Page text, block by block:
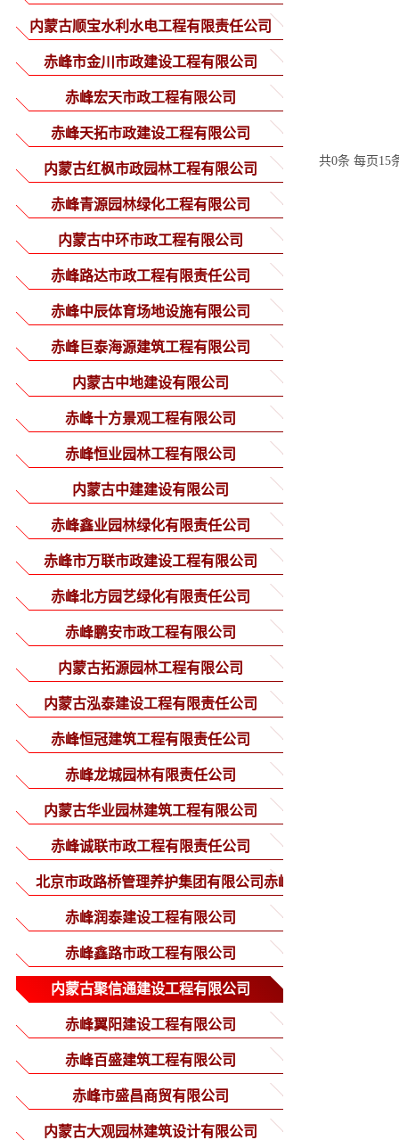
内蒙古顺宝水利水电工程有限责任公司
赤峰市金川市政建设工程有限公司
赤峰宏天市政工程有限公司
赤峰天拓市政建设工程有限公司
内蒙古红枫市政园林工程有限公司
赤峰青源园林绿化工程有限公司
内蒙古中环市政工程有限公司
赤峰路达市政工程有限责任公司
赤峰中辰体育场地设施有限公司
赤峰巨泰海源建筑工程有限公司
内蒙古中地建设有限公司
赤峰十方景观工程有限公司
赤峰恒业园林工程有限公司
内蒙古中建建设有限公司
赤峰鑫业园林绿化有限责任公司
赤峰市万联市政建设工程有限公司
赤峰北方园艺绿化有限责任公司
赤峰鹏安市政工程有限公司
内蒙古拓源园林工程有限公司
内蒙古泓泰建设工程有限责任公司
赤峰恒冠建筑工程有限责任公司
赤峰龙城园林有限责任公司
内蒙古华业园林建筑工程有限公司
赤峰诚联市政工程有限责任公司
北京市政路桥管理养护集团有限公司赤峰
分公司
赤峰润泰建设工程有限公司
赤峰鑫路市政工程有限公司
内蒙古聚信通建设工程有限公司
赤峰翼阳建设工程有限公司
赤峰百盛建筑工程有限公司
赤峰市盛昌商贸有限公司
内蒙古大观园林建筑设计有限公司
共0条 每页15